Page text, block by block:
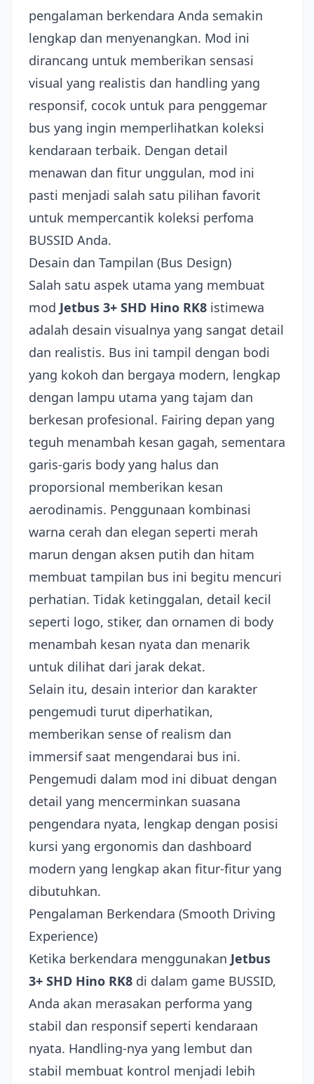
pengalaman berkendara Anda semakin
lengkap dan menyenangkan. Mod ini
dirancang untuk memberikan sensasi
visual yang realistis dan handling yang
responsif, cocok untuk para penggemar
bus yang ingin memperlihatkan koleksi
kendaraan terbaik. Dengan detail
menawan dan fitur unggulan, mod ini
pasti menjadi salah satu pilihan favorit
untuk mempercantik koleksi perfoma
BUSSID Anda.
Desain dan Tampilan (Bus Design)
Salah satu aspek utama yang membuat
mod Jetbus 3+ SHD Hino RK8 istimewa
adalah desain visualnya yang sangat detail
dan realistis. Bus ini tampil dengan bodi
yang kokoh dan bergaya modern, lengkap
dengan lampu utama yang tajam dan
berkesan profesional. Fairing depan yang
teguh menambah kesan gagah, sementara
garis-garis body yang halus dan
proporsional memberikan kesan
aerodinamis. Penggunaan kombinasi
warna cerah dan elegan seperti merah
marun dengan aksen putih dan hitam
membuat tampilan bus ini begitu mencuri
perhatian. Tidak ketinggalan, detail kecil
seperti logo, stiker, dan ornamen di body
menambah kesan nyata dan menarik
untuk dilihat dari jarak dekat.
Selain itu, desain interior dan karakter
pengemudi turut diperhatikan,
memberikan sense of realism dan
immersif saat mengendarai bus ini.
Pengemudi dalam mod ini dibuat dengan
detail yang mencerminkan suasana
pengendara nyata, lengkap dengan posisi
kursi yang ergonomis dan dashboard
modern yang lengkap akan fitur-fitur yang
dibutuhkan.
Pengalaman Berkendara (Smooth Driving
Experience)
Ketika berkendara menggunakan Jetbus
3+ SHD Hino RK8 di dalam game BUSSID,
Anda akan merasakan performa yang
stabil dan responsif seperti kendaraan
nyata. Handling-nya yang lembut dan
stabil membuat kontrol menjadi lebih